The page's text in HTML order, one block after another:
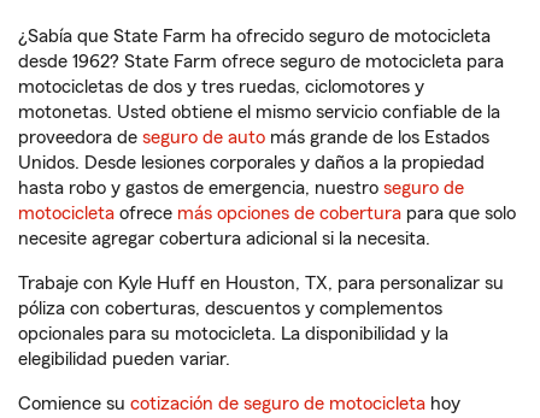
¿Sabía que State Farm ha ofrecido seguro de motocicleta
desde 1962? State Farm ofrece seguro de motocicleta para
motocicletas de dos y tres ruedas, ciclomotores y
motonetas. Usted obtiene el mismo servicio confiable de la
proveedora de seguro de auto más grande de los Estados
Unidos. Desde lesiones corporales y daños a la propiedad
hasta robo y gastos de emergencia, nuestro seguro de
motocicleta ofrece más opciones de cobertura para que solo
necesite agregar cobertura adicional si la necesita.
Trabaje con Kyle Huff en Houston, TX, para personalizar su
póliza con coberturas, descuentos y complementos
opcionales para su motocicleta. La disponibilidad y la
elegibilidad pueden variar.
Comience su cotización de seguro de motocicleta hoy